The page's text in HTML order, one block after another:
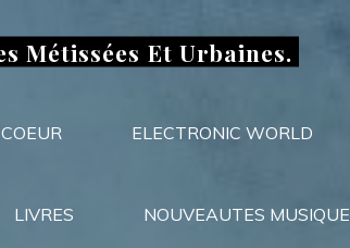
Métissées Et Urbaines.
ELECTRONIC WORLD
LIVRES NOUVEAUTES MUSIQUE